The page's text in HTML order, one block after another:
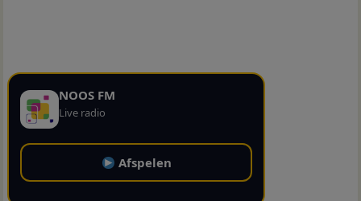
NOOS FM
Live radio
Afspelen